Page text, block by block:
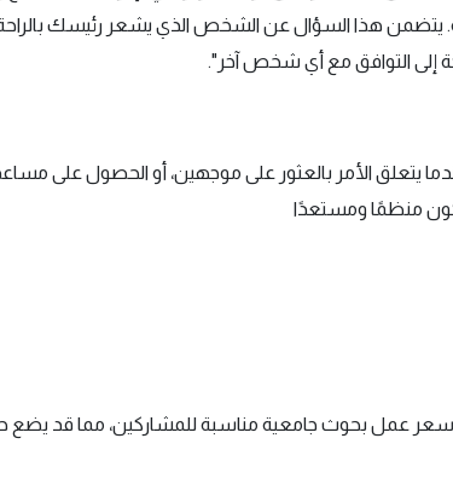
يتضمن هذا السؤال عن الشخص الذي يشعر رئيسك
إلى التوافق مع أي شخص آخر".
الأمر بالعثور على موجهين، أو الحصول على
منظمًا ومستعدًا
عمل بحوث جامعية مناسبة للمشاركين، مما قد يضع